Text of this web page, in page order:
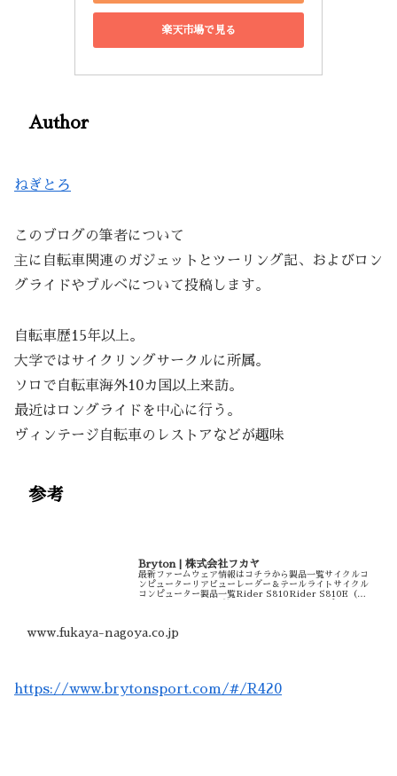
楽天市場で見る
Author
ねぎとろ
このブログの筆者について
主に自転車関連のガジェットとツーリング記、およびロン
グライドやブルベについて投稿します。
自転車歴15年以上。
大学ではサイクリングサークルに所属。
ソロで自転車海外10カ国以上来訪。
最近はロングライドを中心に行う。
ヴィンテージ自転車のレストアなどが趣味
参考
Bryton | 株式会社フカヤ
最新ファームウェア情報はコチラから製品一覧サイクルコ
ンピューターリアビューレーダー＆テールライトサイクル
コンピューター製品一覧Rider S810Rider S810E（本
www.fukaya-nagoya.co.jp
https://www.brytonsport.com/#/R420